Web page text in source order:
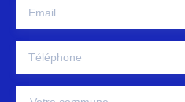
Email
Téléphone